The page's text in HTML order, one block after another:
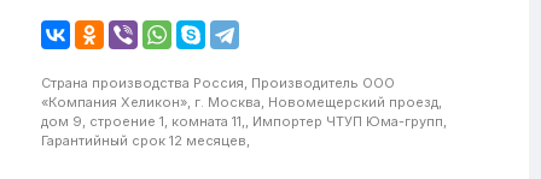
Страна производства Россия, Производитель ООО
«Компания Хеликон», г. Москва, Новомещерский проезд,
дом 9, строение 1, комната 11,, Импортер ЧТУП Юма-групп,
Гарантийный срок 12 месяцев,